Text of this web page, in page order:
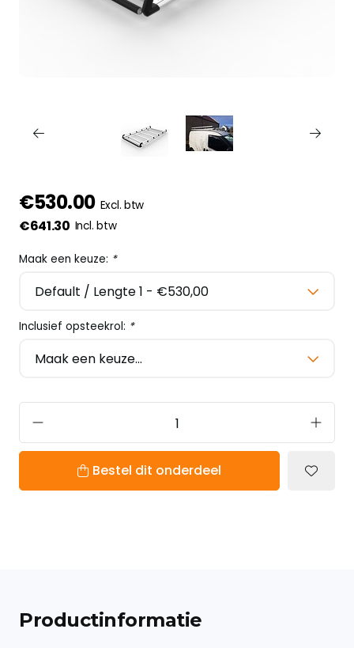
€530.00 Excl. btw
€641.30 Incl. btw
Maak een keuze: *
Inclusief opsteekrol: *
Bestel dit onderdeel
Productinformatie